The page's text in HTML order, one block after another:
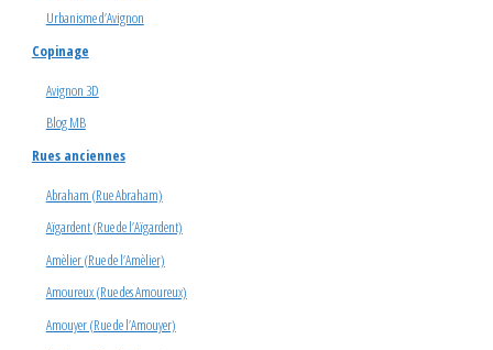
Urbanisme d’Avignon
Copinage
Avignon 3D
Blog MB
Rues anciennes
Abraham (Rue Abraham)
Aïgardent (Rue de l’Aïgardent)
Amèlier (Rue de l’Amèlier)
Amoureux (Rue des Amoureux)
Amouyer (Rue de l’Amouyer)